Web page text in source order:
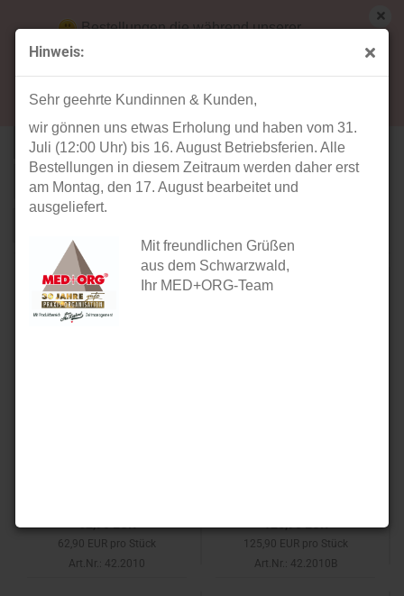
Hinweis:
Sehr geehrte Kundinnen & Kunden,
wir gönnen uns etwas Erholung und haben vom 31.
Juli (12:00 Uhr) bis 16. August Betriebsferien. Alle
Bestellungen in diesem Zeitraum werden daher erst
am Montag, den 17. August bearbeitet und
ausgeliefert.
Mit freundlichen Grüßen
aus dem Schwarzwald,
Ihr MED+ORG-Team
Bestellungen die während unserer
Betriebsferien (31. Juli ab 12:00 Uhr bis 16.
TEMPLIN
Sortieren nach
Sortieren nach Alle Kategorien
40 pro Seite
pro Seite
62,90 EUR pro Stück
Art.Nr.: 42.2010
125,90 EUR pro Stück
Art.Nr.: 42.2010B